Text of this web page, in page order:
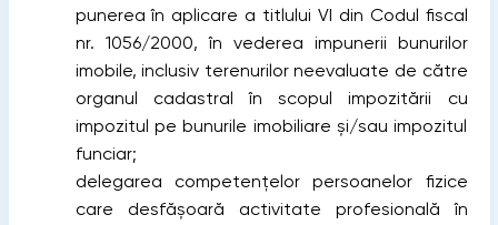
punerea în aplicare a titlului VI din Codul fiscal
nr. 1056/2000, în vederea impunerii bunurilor
imobile, inclusiv terenurilor neevaluate de către
organul cadastral în scopul impozitării cu
impozitul pe bunurile imobiliare și/sau impozitul
funciar;
delegarea competențelor persoanelor fizice
care desfăşoară activitate profesională în